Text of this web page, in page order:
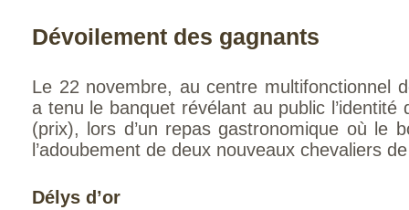
Dévoilement des gagnants
Le 22 novembre, au centre multifonctionnel
a tenu le banquet révélant au public
(prix), lors d’un repas gastronomique où le
l’adoubement de deux nouveaux chevaliers
Délys d’or